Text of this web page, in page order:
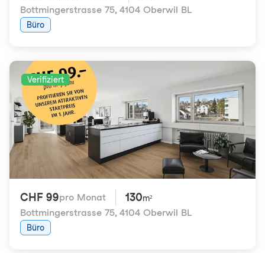
Bottmingerstrasse 75, 4104 Oberwil BL
Büro
Verifiziert
CHF 99pro Monat 130m²
Bottmingerstrasse 75, 4104 Oberwil BL
Büro